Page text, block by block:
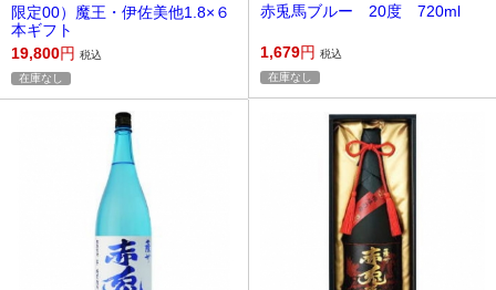
限定00）魔王・伊佐美他1.8×６
本ギフト
19,800円 税込
在庫なし
赤兎馬ブルー 20度 720ml
1,679円 税込
在庫なし